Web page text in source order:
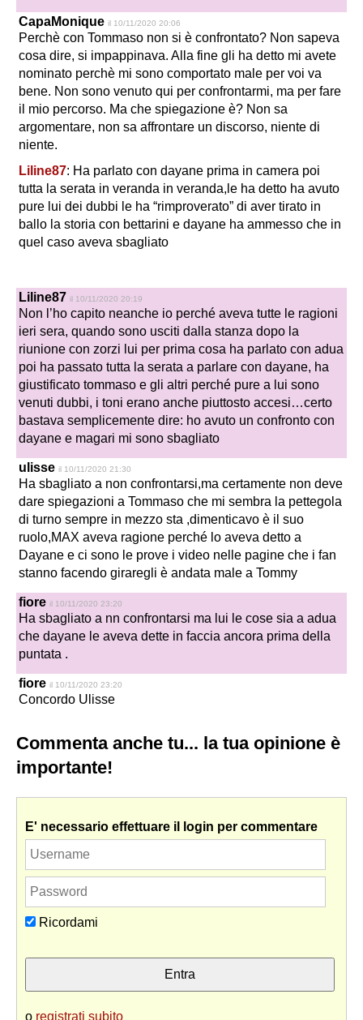
CapaMonique il 10/11/2020 20:06
Perchè con Tommaso non si è confrontato? Non sapeva
cosa dire, si impappinava. Alla fine gli ha detto mi avete
nominato perchè mi sono comportato male per voi va
bene. Non sono venuto qui per confrontarmi, ma per fare
il mio percorso. Ma che spiegazione è? Non sa
argomentare, non sa affrontare un discorso, niente di
niente.
Liline87: Ha parlato con dayane prima in camera poi
tutta la serata in veranda in veranda,le ha detto ha avuto
pure lui dei dubbi le ha “rimproverato” di aver tirato in
ballo la storia con bettarini e dayane ha ammesso che in
quel caso aveva sbagliato
Liline87 il 10/11/2020 20:19
Non l’ho capito neanche io perché aveva tutte le ragioni
ieri sera, quando sono usciti dalla stanza dopo la
riunione con zorzi lui per prima cosa ha parlato con adua
poi ha passato tutta la serata a parlare con dayane, ha
giustificato tommaso e gli altri perché pure a lui sono
venuti dubbi, i toni erano anche piuttosto accesi…certo
bastava semplicemente dire: ho avuto un confronto con
dayane e magari mi sono sbagliato
ulisse il 10/11/2020 21:30
Ha sbagliato a non confrontarsi,ma certamente non deve
dare spiegazioni a Tommaso che mi sembra la pettegola
di turno sempre in mezzo sta ,dimenticavo è il suo
ruolo,MAX aveva ragione perché lo aveva detto a
Dayane e ci sono le prove i video nelle pagine che i fan
stanno facendo giraregli è andata male a Tommy
fiore il 10/11/2020 23:20
Ha sbagliato a nn confrontarsi ma lui le cose sia a adua
che dayane le aveva dette in faccia ancora prima della
puntata .
fiore il 10/11/2020 23:20
Concordo Ulisse
Commenta anche tu... la tua opinione è
importante!
E' necessario effettuare il login per commentare
Ricordami
o registrati subito